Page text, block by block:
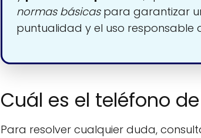
normas básicaspara garantizar
puntualidad y el uso responsable
Cuál es el teléfono
Para resolver cualquier duda,